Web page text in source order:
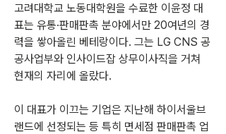
고려대학교 노동대학원을 수료한 이윤정 대
표는 유통·판매판촉 분야에서만 20여년의 경
력을 쌓아올린 베테랑이다. 그는 LG CNS 공
공사업부와 인사이드잡 상무이사직을 거쳐
현재의 자리에 올랐다.
이 대표가 이끄는 기업은 지난해 하이서울브
랜드에 선정되는 등 특히 면세점 판매판촉 업